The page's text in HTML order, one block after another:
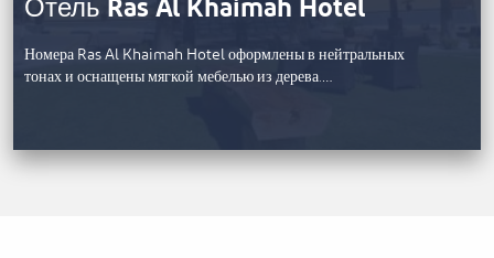
Номера Ras Al Khaimah Hotel оформлены в нейтральных
тонах и оснащены мягкой мебелью из дерева.…